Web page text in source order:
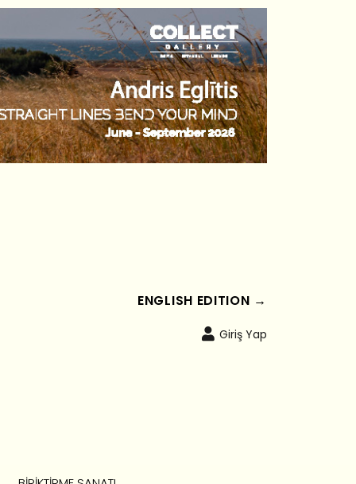
ENGLISH EDITION →
Giriş Yap